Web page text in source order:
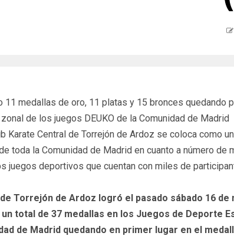
11 medallas de oro, 11 platas y 15 bronces quedando
de los juegos DEUKO de la Comunidad de Madrid
Karate Central de Torrejón de Ardoz se coloca como
toda la Comunidad de Madrid en cuanto a número de
juegos deportivos que cuentan con miles de
Torrejón de Ardoz logró el pasado sábado 16 de
total de 37 medallas en los Juegos de Deporte
de Madrid quedando en primer lugar en el